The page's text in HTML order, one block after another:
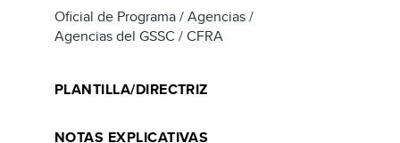
Oficial de Programa / Agencias /
Agencias del GSSC / CFRA
PLANTILLA/DIRECTRIZ
NOTAS EXPLICATIVAS